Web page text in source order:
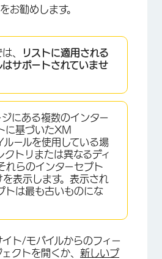
お勧めします。
、
リストに適用される
はサポートされていませ
ジにある複数のインター
に基づいたXM
ールを使用している場
クトリまたは異なるディ
れらのインターセプト
表示します。表示され
トは最も古いものにな
ト/モバイルからのフィー
クトを開くか、 新しいプ